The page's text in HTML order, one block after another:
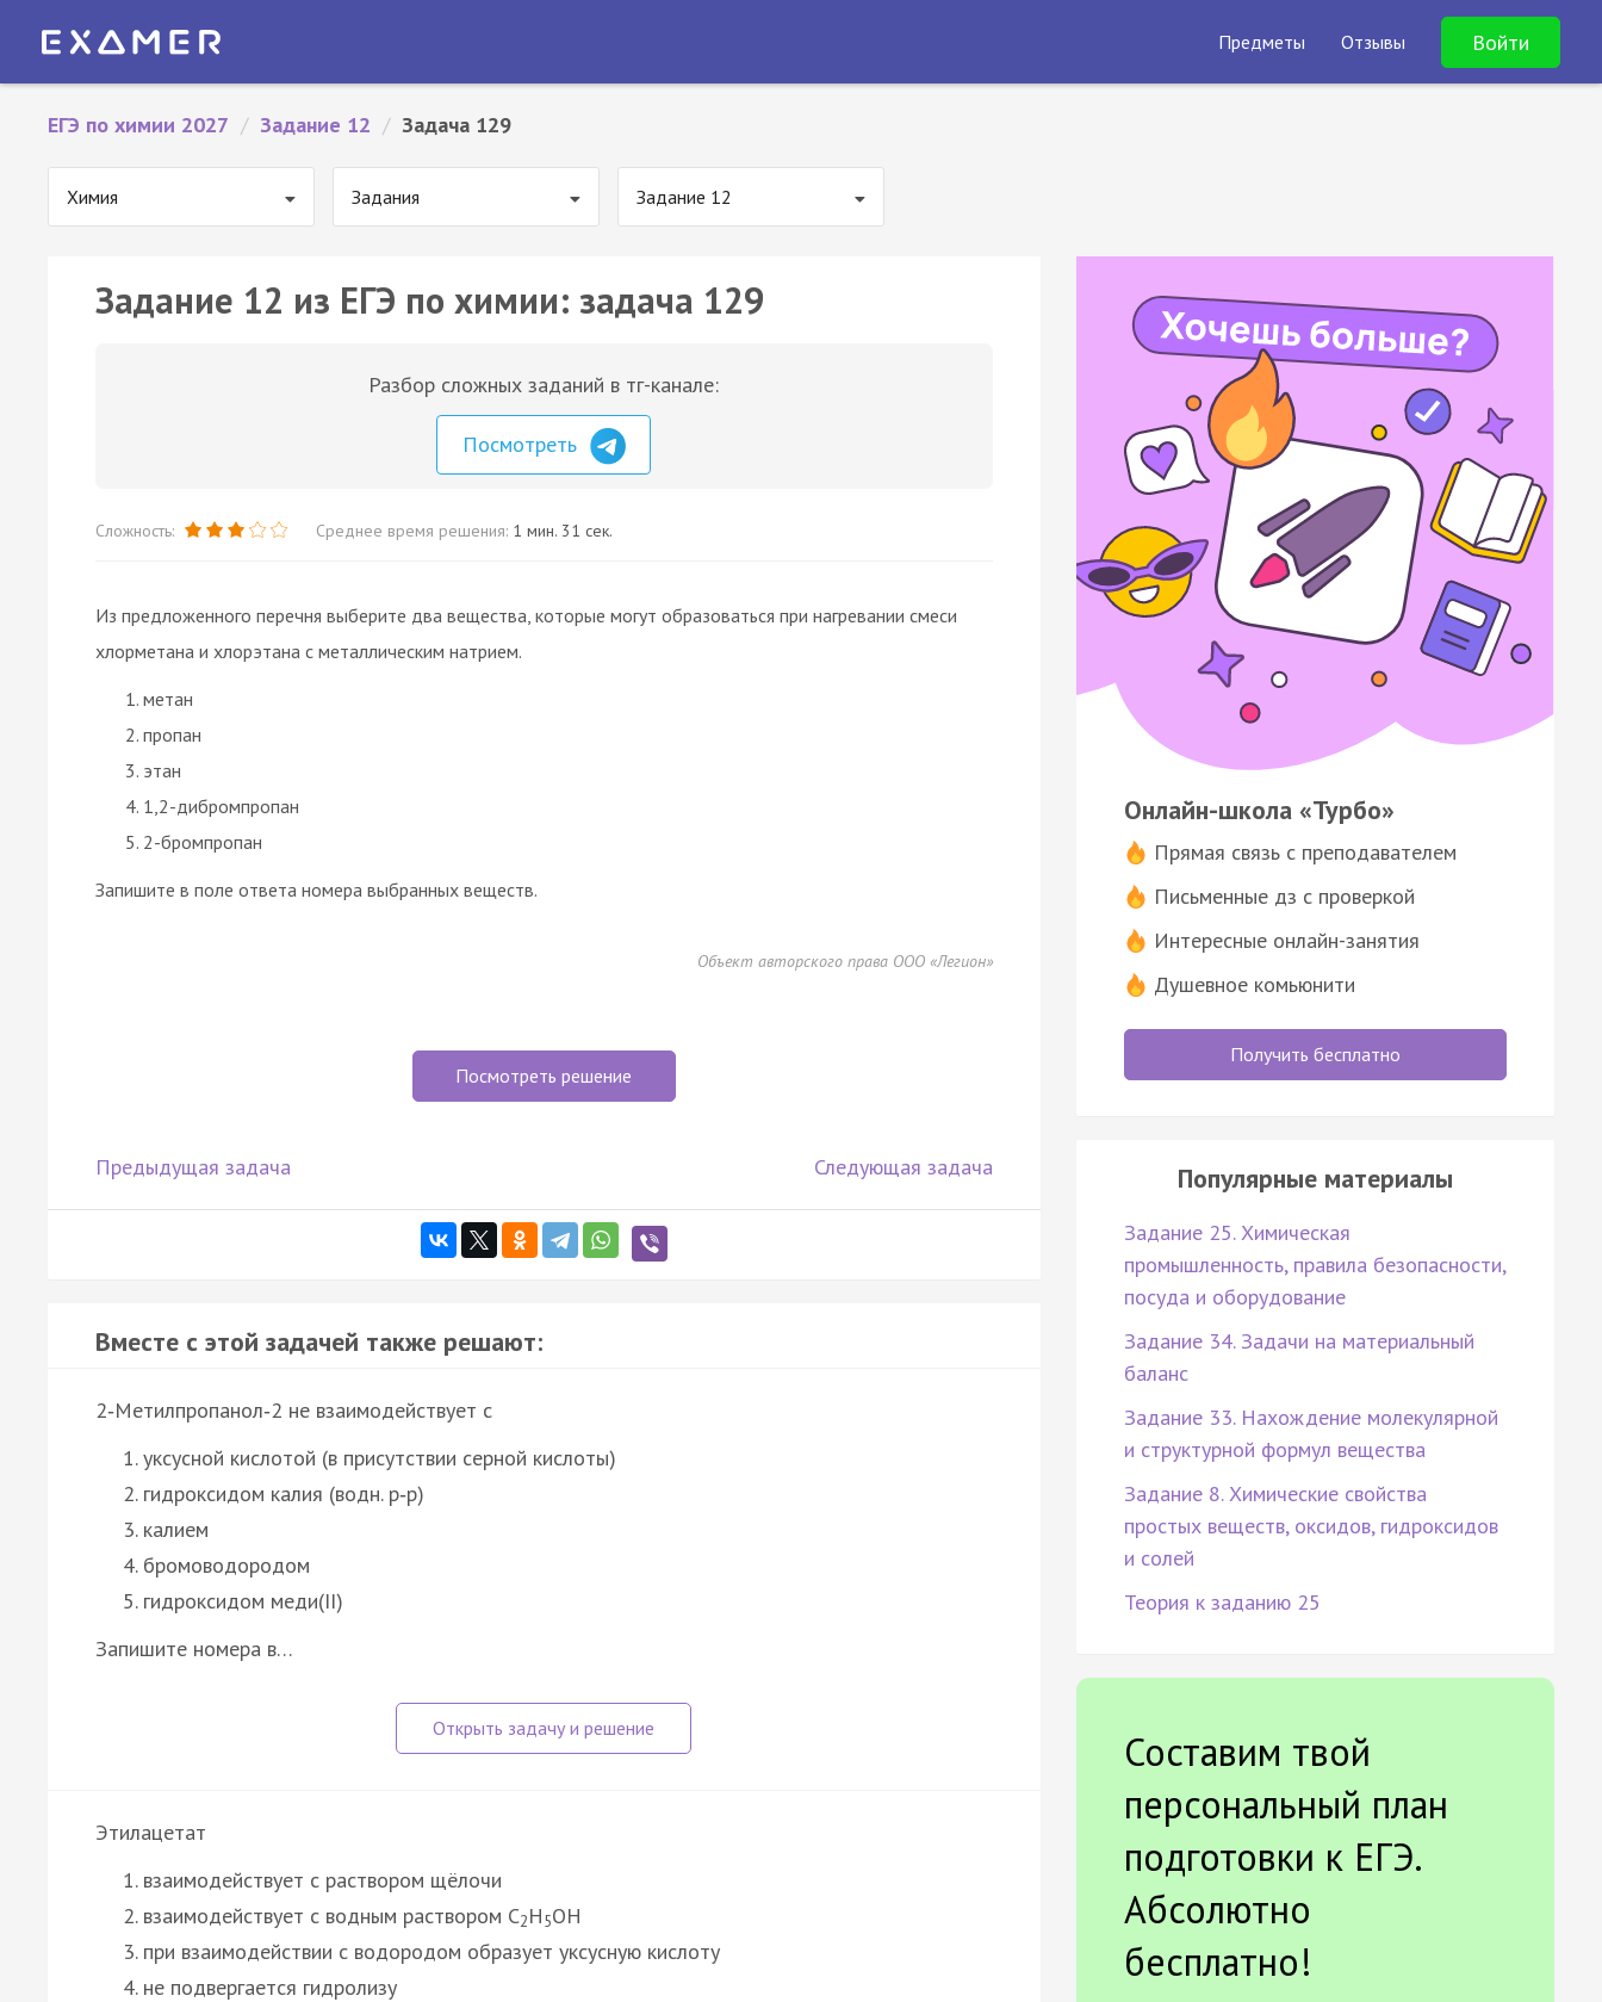
Предметы Отзывы Войти
ЕГЭ по химии 2027 / Задание 12 / Задача 129
Химия Задания Задание 12
Задание 12 из ЕГЭ по химии: задача 129
Разбор сложных заданий в тг-канале:
Посмотреть
Сложность: Среднее время решения: 1 мин. 31 сек.
Из предложенного перечня выберите два вещества, которые могут образоваться при нагревании смеси
хлорметана и хлорэтана с металлическим натрием.
метан
пропан
этан
1,2-дибромпропан
2-бромпропан
Запишите в поле ответа номера выбранных веществ.
Объект авторского права ООО «Легион»
Посмотреть решение
Предыдущая задача Следующая задача
Вместе с этой задачей также решают:
2‑Метилпропанол‑2 не взаимодействует с
уксусной кислотой (в присутствии серной кислоты)
гидроксидом калия (водн. р‑р)
калием
бромоводородом
гидроксидом меди(II)
Запишите номера в…
Этилацетат
взаимодействует с раствором щёлочи
взаимодействует с водным раствором C2H5OH
при взаимодействии с водородом образует уксусную кислоту
не подвергается гидролизу
Онлайн-школа «Турбо»
Прямая связь с преподавателем
Письменные дз с проверкой
Интересные онлайн-занятия
Душевное комьюнити
Получить бесплатно
Популярные материалы
Задание 25. Химическая
промышленность, правила безопасности,
посуда и оборудование
Задание 34. Задачи на материальный
баланс
Задание 33. Нахождение молекулярной
и структурной формул вещества
Задание 8. Химические свойства
простых веществ, оксидов, гидроксидов
и солей
Теория к заданию 25
Составим твой
персональный план
подготовки к ЕГЭ.
Абсолютно
бесплатно!